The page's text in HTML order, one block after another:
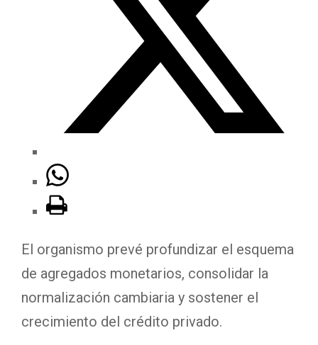
El organismo prevé profundizar el esquema
de agregados monetarios, consolidar la
normalización cambiaria y sostener el
crecimiento del crédito privado.